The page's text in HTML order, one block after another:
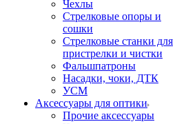
Чехлы
Стрелковые опоры и
сошки
Стрелковые станки для
пристрелки и чистки
Фальшпатроны
Насадки, чоки, ДТК
УСМ
Аксессуары для оптики
Прочие аксессуары